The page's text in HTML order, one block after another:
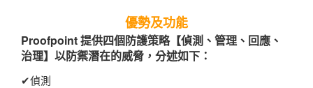
優勢及功能
Proofpoint 提供四個防護策略【偵測、管理、回應、
治理】以防禦潛在的威脅，分述如下：
✔偵測